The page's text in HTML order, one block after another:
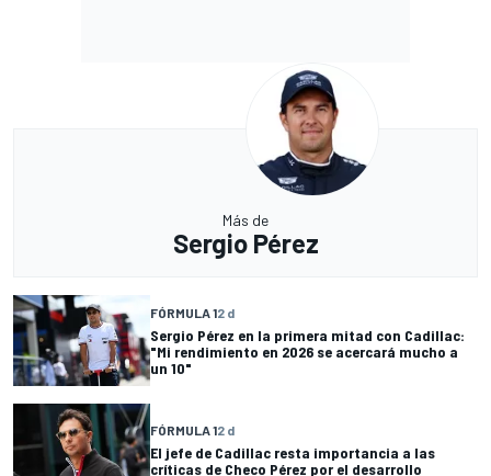
Más de
Sergio Pérez
FÓRMULA 12 d
Sergio Pérez en la primera mitad con Cadillac:
"Mi rendimiento en 2026 se acercará mucho a
un 10"
FÓRMULA 12 d
El jefe de Cadillac resta importancia a las
críticas de Checo Pérez por el desarrollo